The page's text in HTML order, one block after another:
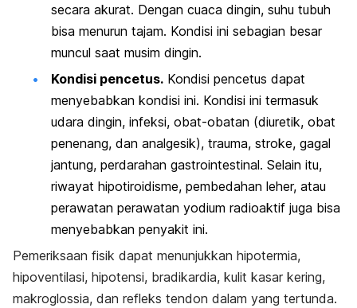
secara akurat. Dengan cuaca dingin, suhu tubuh
bisa menurun tajam. Kondisi ini sebagian besar
muncul saat musim dingin.
Kondisi pencetus. Kondisi pencetus dapat
menyebabkan kondisi ini. Kondisi ini termasuk
udara dingin, infeksi, obat-obatan (diuretik, obat
penenang, dan analgesik), trauma, stroke, gagal
jantung, perdarahan gastrointestinal. Selain itu,
riwayat hipotiroidisme, pembedahan leher, atau
perawatan perawatan yodium radioaktif juga bisa
menyebabkan penyakit ini.
Pemeriksaan fisik dapat menunjukkan hipotermia,
hipoventilasi, hipotensi, bradikardia, kulit kasar kering,
makroglossia, dan refleks tendon dalam yang tertunda.